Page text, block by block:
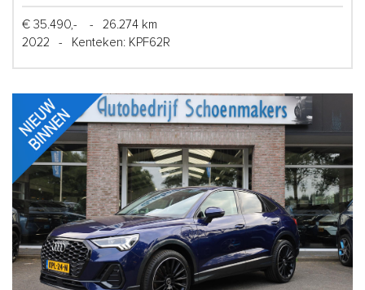
€ 35.490,- -
26.274 km
2022
- Kenteken: KPF62R